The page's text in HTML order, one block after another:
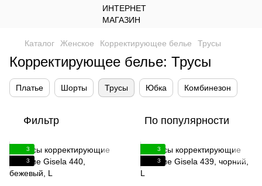
Каталог Женское Корректирующее белье Трусы
Корректирующее белье: Трусы
Платье Шорты Трусы Юбка Комбинезон
Фильтр По популярности
3
3
3
3